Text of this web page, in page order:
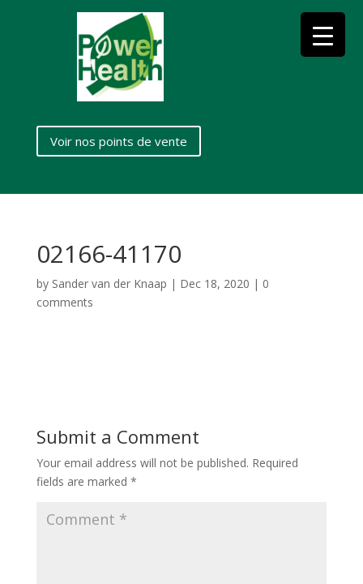
Voir nos points de vente
02166-41170
by Sander van der Knaap | Dec 18, 2020 | 0
comments
Submit a Comment
Your email address will not be published. Required
fields are marked *